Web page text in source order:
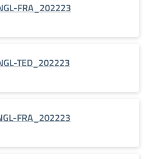
FRA_202223
TED_202223
FRA_202223